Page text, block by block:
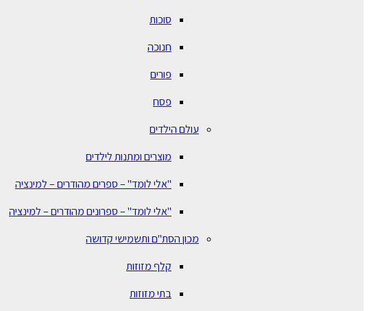
סוכות
חנוכה
פורים
פסח
עולם הילדים
מוצרים ומתנות לילדים
"אלי לומד" – ספרים מהודרים – למינציה
"אלי לומד" – ספרונים מהודרים – למינציה
מכון הסת"ם ותשמישי קדושה
קלף מזוזות
בתי מזוזות